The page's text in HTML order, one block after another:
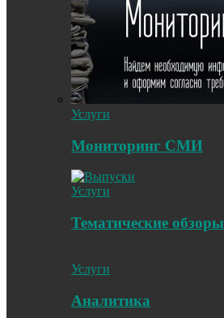
Услуги
Мониторинг СМИ
Услуги
Тематические обзоры
Услуги
Аналитика